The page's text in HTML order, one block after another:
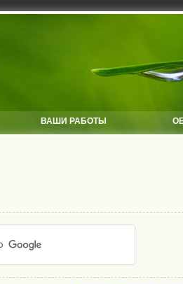
ВАШИ РАБОТЫ